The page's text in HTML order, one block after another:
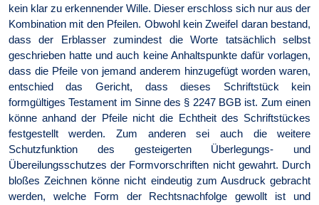
kein klar zu erkennender Wille. Dieser erschloss sich nur aus der
Kombination mit den Pfeilen. Obwohl kein Zweifel daran bestand,
dass der Erblasser zumindest die Worte tatsächlich selbst
geschrieben hatte und auch keine Anhaltspunkte dafür vorlagen,
dass die Pfeile von jemand anderem hinzugefügt worden waren,
entschied das Gericht, dass dieses Schrift­stück kein
formgültiges Testament im Sinne des § 2247 BGB ist. Zum einen
könne anhand der Pfeile nicht die Echtheit des Schriftstückes
festgestellt werden. Zum anderen sei auch die weitere
Schutzfunktion des gesteigerten Überlegungs- und
Übereilungsschutzes der Form­vor­schriften nicht gewahrt. Durch
bloßes Zeichnen könne nicht eindeutig zum Ausdruck gebracht
werden, welche Form der Rechts­nachfolge gewollt ist und